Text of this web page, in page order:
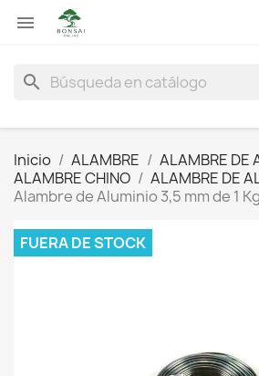

search
Inicio ALAMBRE
ALAMBRE DE
ALAMBRE CHINO
ALAMBRE DE
Alambre de Aluminio 3,5 mm de 1 Kg
FUERA DE STOCK